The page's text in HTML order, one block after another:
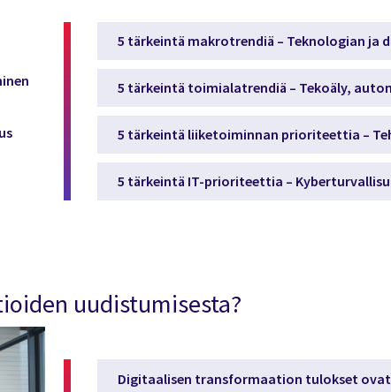
5 tärkeintä makrotrendiä – Teknologian ja
5 tärkeintä toimialatrendiä – Tekoäly,
5 tärkeintä liiketoiminnan prioriteettia –
5 tärkeintä IT-prioriteettia –
uudistumisesta?
Digitaalisen transformaation tulokset